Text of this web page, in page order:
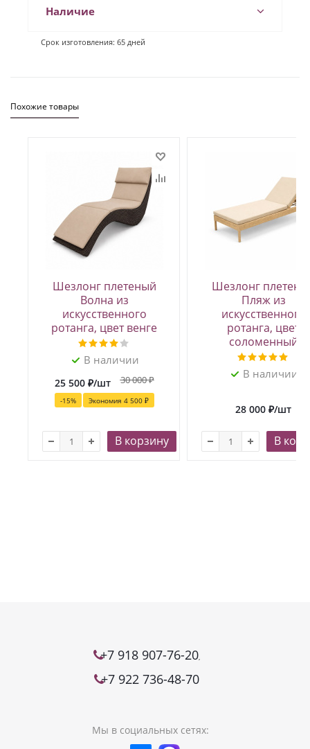
Наличие
Срок изготовления: 65 дней
Похожие товары
Шезлонг плетеный
Волна из
искусственного
ротанга, цвет венге
В наличии
25 500₽/шт 30 000₽
-15% Экономия 4 500 ₽
В корзину
Шезлонг
Пляж из
искусственного
ротанга, цвет
соломенный
В наличии
28 000 ₽/шт
В
+7 918 907-76-20,
+7 922 736-48-70
Мы в социальных сетях: